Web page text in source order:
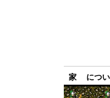
家 につ